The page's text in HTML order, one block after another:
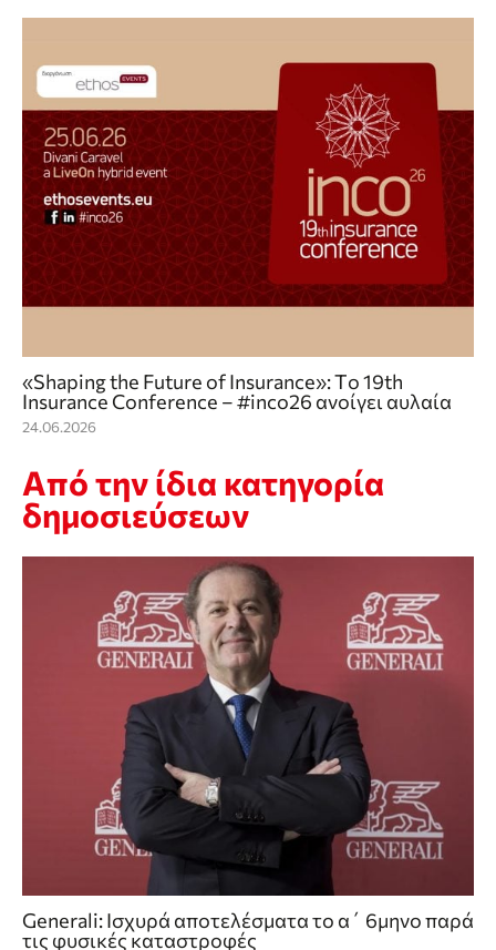
«Shaping the Future of Insurance»: Tο 19th
Insurance Conference – #inco26 ανοίγει αυλαία
24.06.2026
Από την ίδια κατηγορία
δημοσιεύσεων
Generali: Ισχυρά αποτελέσματα το α΄ 6μηνο παρά
τις φυσικές καταστροφές